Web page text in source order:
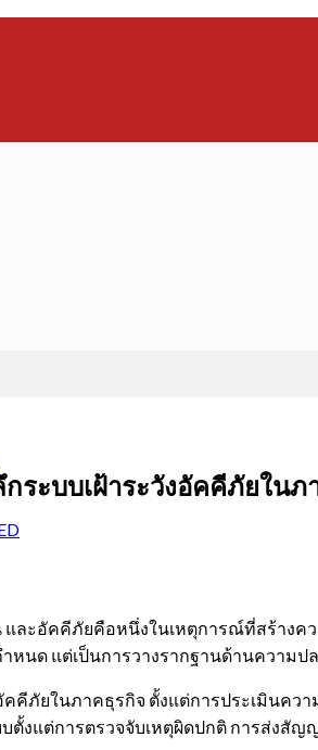
ระบบเฝ้าระวังอัคคีภัยในภ
ละอัคคีภัยคือหนึ่งในเหตุการณ์ที่สร้างค
นด แต่เป็นการวางรากฐานด้านความป
ภัยในภาคธุรกิจ ตั้งแต่การประเมินคว
งแต่การตรวจจับเหตุผิดปกติ การส่งสั